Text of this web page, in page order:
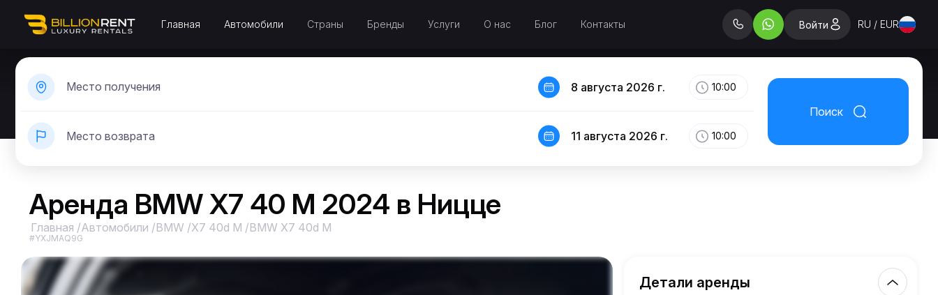
Главная Автомобили Страны Бренды Услуги О нас Блог Контакты Войти RU / EUR
Место получения
Место возврата
8 августа 2026 г. 10:00
11 августа 2026 г. 10:00
Поиск
Аренда BMW X7 40 M 2024 в Ницце
Главная /Автомобили /BMW /X7 40d M /BMW X7 40d M
#YXJMAQ9G
Детали аренды